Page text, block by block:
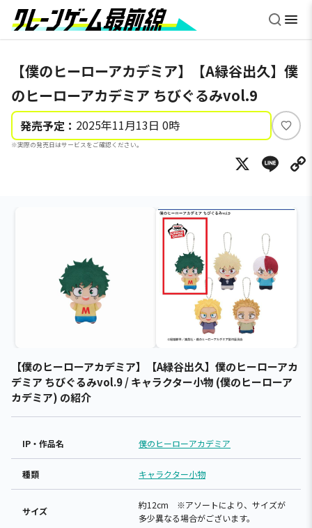
【僕のヒーローアカデミア】【A緑谷出久】僕
のヒーローアカデミア ちびぐるみvol.9
発売予定： 2025年11月13日 0時
※実際の発売日はサービスをご確認ください。
い
ね
X
【僕のヒーローアカデミア】【A緑谷出久】僕のヒーローアカ
デミア ちびぐるみvol.9 / キャラクター小物 (僕のヒーローア
カデミア) の紹介
IP・作品名 僕のヒーローアカデミア
種類 キャラクター小物
サイズ
約12cm ※アソートにより、サイズが
多少異なる場合がございます。